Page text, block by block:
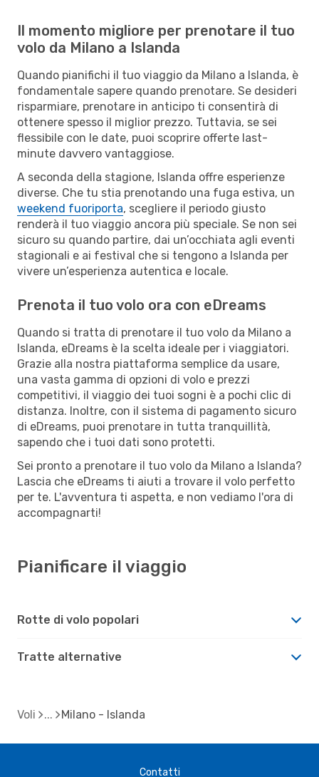
Il momento migliore per prenotare il tuo
volo da Milano a Islanda
Quando pianifichi il tuo viaggio da Milano a Islanda, è
fondamentale sapere quando prenotare. Se desideri
risparmiare, prenotare in anticipo ti consentirà di
ottenere spesso il miglior prezzo. Tuttavia, se sei
flessibile con le date, puoi scoprire offerte last-
minute davvero vantaggiose.
A seconda della stagione, Islanda offre esperienze
diverse. Che tu stia prenotando una fuga estiva, un
weekend fuoriporta, scegliere il periodo giusto
renderà il tuo viaggio ancora più speciale. Se non sei
sicuro su quando partire, dai un’occhiata agli eventi
stagionali e ai festival che si tengono a Islanda per
vivere un’esperienza autentica e locale.
Prenota il tuo volo ora con eDreams
Quando si tratta di prenotare il tuo volo da Milano a
Islanda, eDreams è la scelta ideale per i viaggiatori.
Grazie alla nostra piattaforma semplice da usare,
una vasta gamma di opzioni di volo e prezzi
competitivi, il viaggio dei tuoi sogni è a pochi clic di
distanza. Inoltre, con il sistema di pagamento sicuro
di eDreams, puoi prenotare in tutta tranquillità,
sapendo che i tuoi dati sono protetti.
Sei pronto a prenotare il tuo volo da Milano a Islanda?
Lascia che eDreams ti aiuti a trovare il volo perfetto
per te. L'avventura ti aspetta, e non vediamo l'ora di
accompagnarti!
Pianificare il viaggio
Rotte di volo popolari
Tratte alternative
Voli Milano - Islanda
Contatti